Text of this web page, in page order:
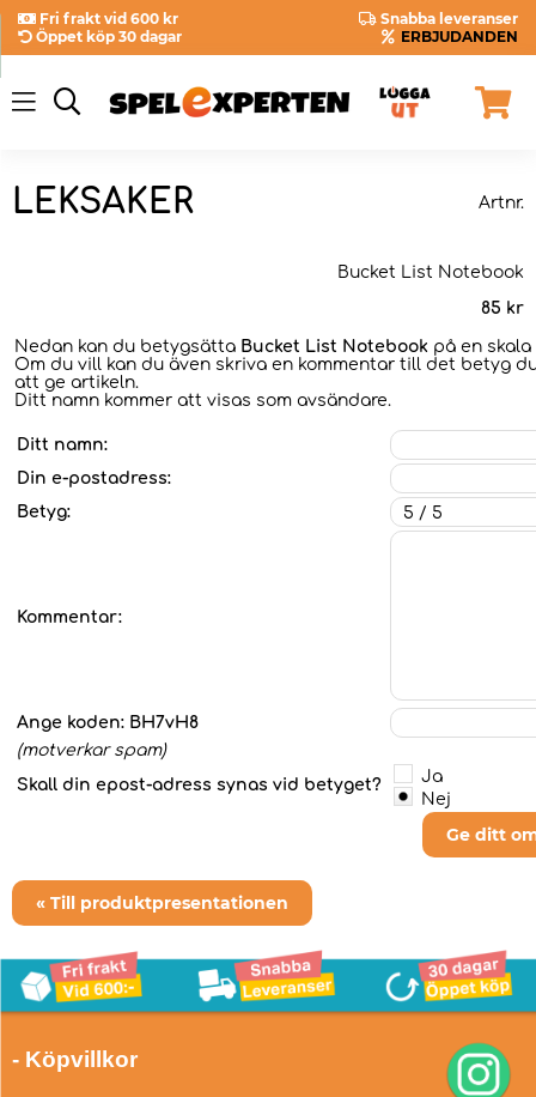
Fri frakt vid 600 kr
Snabba leveranser
Öppet köp 30 dagar
ERBJUDANDEN
LEKSAKER Artnr.
Bucket List Notebook
85 kr
Nedan kan du betygsätta Bucket List Notebook på en skala
Om du vill kan du även skriva en kommentar till det betyg
att ge artikeln.
Ditt namn kommer att visas som avsändare.
Ditt namn:
Din e-postadress:
Betyg:
Kommentar:
Ange koden: BH7vH8
(motverkar spam)
Skall din epost-adress synas vid betyget?
Ja
Nej
Ge ditt
« Till produktpresentationen
- Köpvillkor